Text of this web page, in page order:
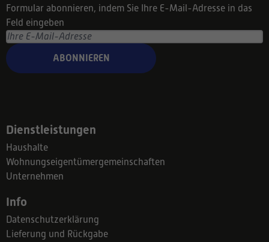
Formular abonnieren, indem Sie Ihre E-Mail-Adresse in das
Feld eingeben
ABONNIEREN
Dienstleistungen
Haushalte
Wohnungseigentümergemeinschaften
Unternehmen
Info
Datenschutzerklärung
Lieferung und Rückgabe